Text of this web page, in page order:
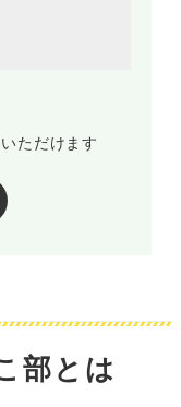
ただけます
部とは